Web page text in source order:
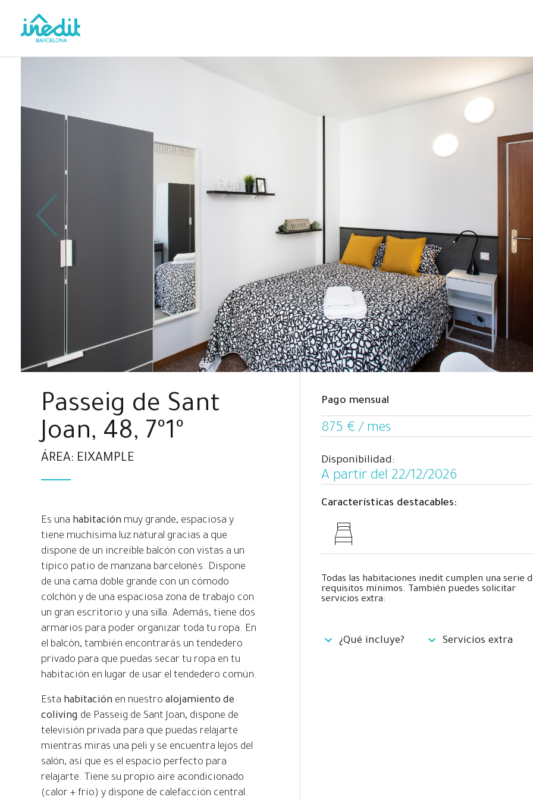
Passeig de Sant
Joan, 48, 7º1º
ÁREA: EIXAMPLE
Es una habitación muy grande, espaciosa y
tiene muchísima luz natural gracias a que
dispone de un increíble balcón con vistas a un
típico patio de manzana barcelonés. Dispone
de una cama doble grande con un cómodo
colchón y de una espaciosa zona de trabajo con
un gran escritorio y una silla. Además, tiene dos
armarios para poder organizar toda tu ropa. En
el balcón, también encontrarás un tendedero
privado para que puedas secar tu ropa en tu
habitación en lugar de usar el tendedero común.
Esta habitación en nuestroalojamiento de
coliving de Passeig de Sant Joan, dispone de
televisión privada para que puedas relajarte
mientras miras una peli y se encuentra lejos del
salón, así que es el espacio perfecto para
relajarte. Tiene su propio aire acondicionado
(calor + frío) y dispone de calefacción central.
Pago mensual
875 € / mes
Disponibilidad:
A partir del 22/12/2026
Características destacables:
Todas las habitaciones inedit cumplen una serie
requisitos mínimos. También puedes solicitar
servicios extra:
¿Qué incluye? Servicios extra